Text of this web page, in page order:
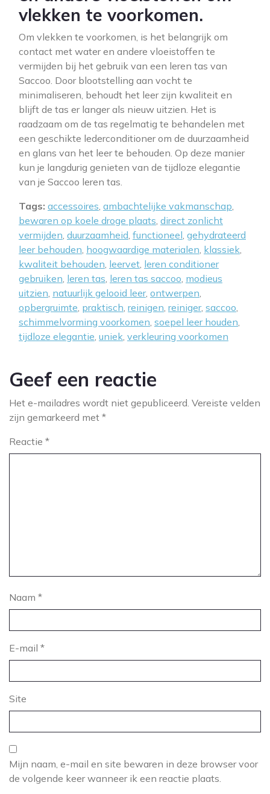
vlekken te voorkomen.
Om vlekken te voorkomen, is het belangrijk om
contact met water en andere vloeistoffen te
vermijden bij het gebruik van een leren tas van
Saccoo. Door blootstelling aan vocht te
minimaliseren, behoudt het leer zijn kwaliteit en
blijft de tas er langer als nieuw uitzien. Het is
raadzaam om de tas regelmatig te behandelen met
een geschikte lederconditioner om de duurzaamheid
en glans van het leer te behouden. Op deze manier
kun je langdurig genieten van de tijdloze elegantie
van je Saccoo leren tas.
Tags: accessoires, ambachtelijke vakmanschap,
bewaren op koele droge plaats, direct zonlicht
vermijden, duurzaamheid, functioneel, gehydrateerd
leer behouden, hoogwaardige materialen, klassiek,
kwaliteit behouden, leervet, leren conditioner
gebruiken, leren tas, leren tas saccoo, modieus
uitzien, natuurlijk gelooid leer, ontwerpen,
opbergruimte, praktisch, reinigen, reiniger, saccoo,
schimmelvorming voorkomen, soepel leer houden,
tijdloze elegantie, uniek, verkleuring voorkomen
Geef een reactie
Het e-mailadres wordt niet gepubliceerd. Vereiste velden
zijn gemarkeerd met *
Reactie *
Naam *
E-mail *
Site
Mijn naam, e-mail en site bewaren in deze browser voor
de volgende keer wanneer ik een reactie plaats.